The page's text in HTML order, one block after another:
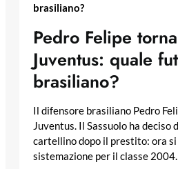
brasiliano?
Pedro Felipe
Juventus: quale
brasiliano?
Il difensore brasiliano Pedro
Juventus. Il Sassuolo ha deciso
cartellino dopo il prestito: ora si
sistemazione per il classe 2004.